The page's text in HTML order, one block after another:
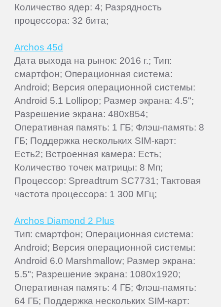
Количество ядер: 4; Разрядность
процессора: 32 бита;
Archos 45d
Дата выхода на рынок: 2016 г.; Тип:
смартфон; Операционная система:
Android; Версия операционной системы:
Android 5.1 Lollipop; Размер экрана: 4.5";
Разрешение экрана: 480x854;
Оперативная память: 1 ГБ; Флэш-память: 8
ГБ; Поддержка нескольких SIM-карт:
Есть2; Встроенная камера: Есть;
Количество точек матрицы: 8 Мп;
Процессор: Spreadtrum SC7731; Тактовая
частота процессора: 1 300 МГц;
Archos Diamond 2 Plus
Тип: смартфон; Операционная система:
Android; Версия операционной системы:
Android 6.0 Marshmallow; Размер экрана:
5.5"; Разрешение экрана: 1080x1920;
Оперативная память: 4 ГБ; Флэш-память:
64 ГБ; Поддержка нескольких SIM-карт: